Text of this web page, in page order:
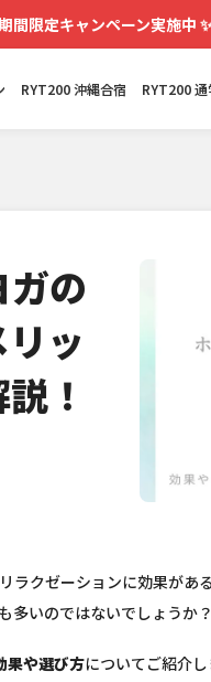
間限定キャンペーン実施中
RYT200 沖縄合宿 RYT200 通
の
ッ
！
ラクゼーションに効果があ
多いのではないでしょうか？
果や選び方についてご紹介し